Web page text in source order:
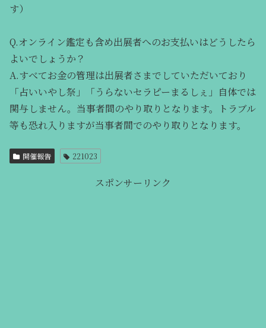
す）
Q.オンライン鑑定も含め出展者へのお支払いはどうしたら
よいでしょうか？
A.すべてお金の管理は出展者さまでしていただいており
「占いいやし祭」「うらないセラピーまるしぇ」自体では
関与しません。当事者間のやり取りとなります。トラブル
等も恐れ入りますが当事者間でのやり取りとなります。
開催報告 221023
スポンサーリンク